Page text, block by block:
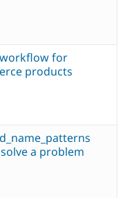
for
products
a problem